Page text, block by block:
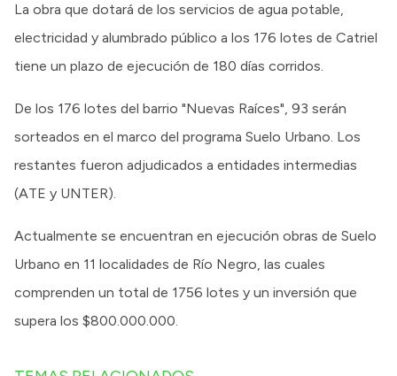
La obra que dotará de los servicios de agua potable,
electricidad y alumbrado público a los 176 lotes de Catriel
tiene un plazo de ejecución de 180 días corridos.
De los 176 lotes del barrio "Nuevas Raíces", 93 serán
sorteados en el marco del programa Suelo Urbano. Los
restantes fueron adjudicados a entidades intermedias
(ATE y UNTER).
Actualmente se encuentran en ejecución obras de Suelo
Urbano en 11 localidades de Río Negro, las cuales
comprenden un total de 1756 lotes y un inversión que
supera los $800.000.000.